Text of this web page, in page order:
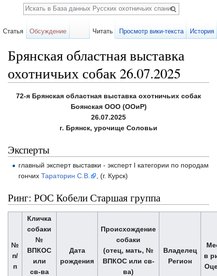
Брянская областная выставка
охотничьих собак 26.07.2025
72-я Брянская областная выставка охотничьих собак
Боянская ООО (ООиР)
26.07.2025
г. Брянск, урочище Соловьи
Эксперты
главный эксперт выставки - эксперт I категории по породам
гончихТараторин С.В. , (г. Курск)
Ринг: РОС Кобели Старшая группа
№
п/
п
Кличка
собаки
№
ВПКОС
или
св-ва
Дата
рождения
Происхождение
собаки
(отец, мать, №
ВПКОС или св-
ва)
Владелец
Регион
в
Статья Обсуждение Читать Просмотр вики-текста История
Поиск